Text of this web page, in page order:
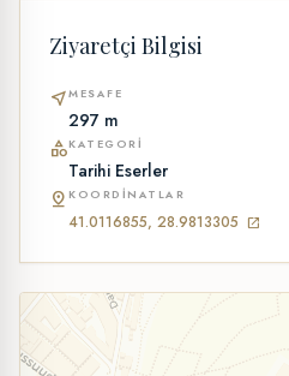
Ziyaretçi Bilgisi
near_meMESAFE
297 m
categoryKATEGORI
Tarihi Eserler
pin_drop KOORDINATLAR
41.0116855, 28.9813305 open_in_new